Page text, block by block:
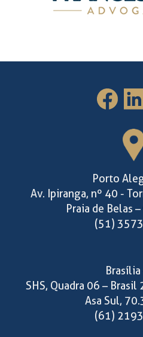
Porto
Av. Ipiranga, nº 40 -
Praia de Belas
(51)
Brasília
SHS, Quadra 06 –
Asa Sul,
(61)